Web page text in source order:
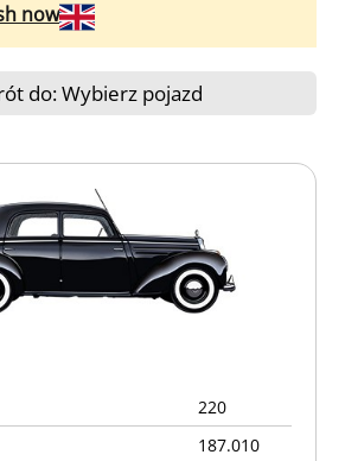
now
do: Wybierz pojazd
220
187.010